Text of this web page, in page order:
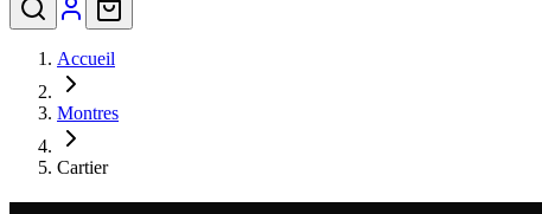
Accueil
Montres
Cartier